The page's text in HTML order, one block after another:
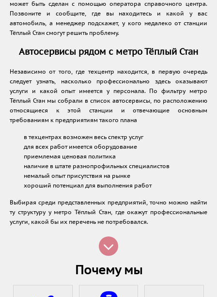
может быть сделан с помощью оператора справочного центра.
Позвоните и сообщите, где вы находитесь и какой у вас
автомобиль, а менеджер подскажет, у кого недалеко от станции
Тёплый Стан смогут решить проблему.
Автосервисы рядом с метро Тёплый Стан
Независимо от того, где техцентр находится, в первую очередь
следует узнать, насколько профессионально здесь оказывают
услуги и какой опыт имеется у персонала. По фильтру метро
Тёплый Стан мы собрали в список автосервисы, по расположению
относящиеся к этой станции и отвечающие основным
требованиям к предприятиям такого плана
в техцентрах возможен весь спектр услуг
для всех работ имеется оборудование
приемлемая ценовая политика
наличие в штате разнопрофильных специалистов
немалый опыт присутствия на рынке
хороший потенциал для выполнения работ
Выбирая среди представленных предприятий, точно можно найти
ту структуру у метро Тёплый Стан, где окажут профессиональные
услуги, какой бы их перечень не потребовался.
Почему мы